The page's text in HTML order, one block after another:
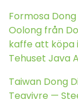
Formosa
Oolong från
kaffe att köpa
Tehuset Java
Taiwan Dong
Teavivre —